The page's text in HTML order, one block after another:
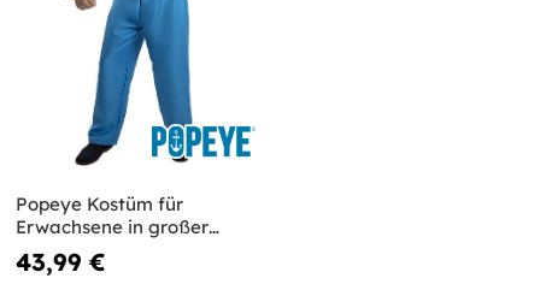
Popeye Kostüm für
Erwachsene in großer
Größe
43,99 €